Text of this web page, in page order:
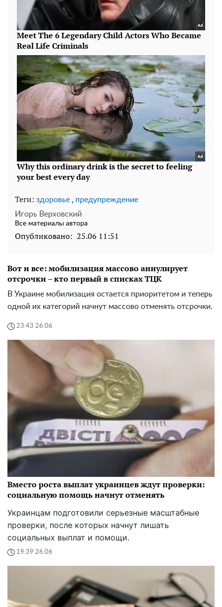
Теги: здоровье , предупреждение
Игорь Верховский
Все материалы автора
Опубликовано: 25.06 11:51
Вот и все: мобилизация массово аннулирует
отсрочки – кто первый в списках ТЦК
В Украине мобилизация остается приоритетом и теперь
одной их категорий начнут массово отменять отсрочки.
23:43 26.06
Вместо роста выплат украинцев ждут проверки:
социальную помощь начнут отменять
Украинцам подготовили серьезные масштабные
проверки, после которых начнут лишать
социальных выплат и помощи.
19:39 26.06